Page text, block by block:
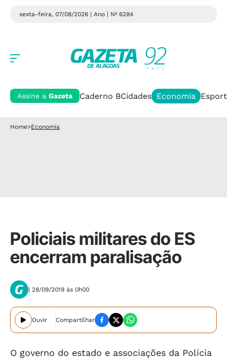
sexta-feira, 07/08/2026 | Ano | Nº 6284
Assine a Gazeta Caderno BCidades Economia
Home>Economia
Policiais militares do ES
encerram paralisação
| 28/09/2019 às 0h00
Ouvir Compartilhar
O governo do estado e associações da Polícia